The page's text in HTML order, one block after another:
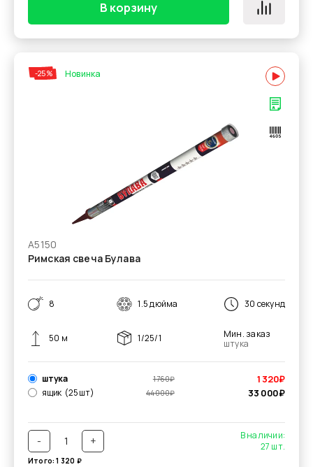
В корзину
-25% Новинка
А5150
Римская свеча Булава
8 1.5 дюйма 30 секунд
50 м 1/25/1
Мин. заказ
штука
штука 1 760₽ 1 320₽
ящик (25 шт) 44 000₽ 33 000₽
- +
В наличии:
27 шт.
Итого:1 320 ₽